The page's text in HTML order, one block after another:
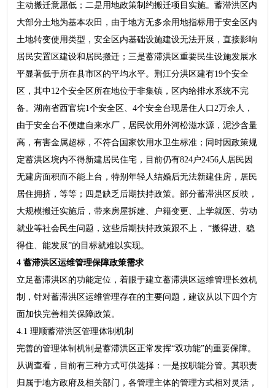
主动搬迁意愿低；二是用地政策制约搬迁项目实施。蓄滞洪区内
大部分土地为基本农田，由于地方无多余用地指标用于安全区内
土地转变使用类型，安全区内基础设施建设无法开展，直接影响
居民安置区建设和居民搬迁；三是蓄滞洪区重要民生设施发展水
平显著低于所在县市区的平均水平。荆江分洪区建有19个安全
区，其中12个安全区所在地位于非集镇，区内给排水系统不完
备。湖南省西官垸1个安全区、4个安全台现居住人口2万余人，
由于安全台不便建自来水厂，居民饮用外河松滋水源，泥沙含量
高，有害金属超标，不符合国家饮用水卫生标准；同时因政策规
定蓄洪区垸内不得新建居民住宅，目前仍有824户2456人居民因
无建房面积而不能上台，特别年轻人结婚后无法新建住房，居民
居住拥挤，等等；四是缺乏后期扶持政策。部分蓄滞洪区反映，
大规模搬迁实施后，带来房屋拆建、户籍变更、上学就医、劳动
就业等社会民生问题，这些后期扶持政策跟不上， “搬得进、稳
得住、能发展”的目标就难以实现。
4 蓄滞洪区运维管理保障政策需求
立足蓄滞洪区的功能定位，着眼于建立蓄滞洪区运维管理长效机
制，针对蓄滞洪区运维管理存在的主要问题，建议从以下四个方
面加快完善相关保障政策。
4.1 理顺蓄滞洪区管理体制机制
完善的管理体制机制是蓄滞洪区正常发挥“双功能”的重要保障。
从调查看，目前有三种方式可供选择：一是按职能分管。其职责
归属于地方政府及相关部门，各管理主体的管理方式相对灵活，